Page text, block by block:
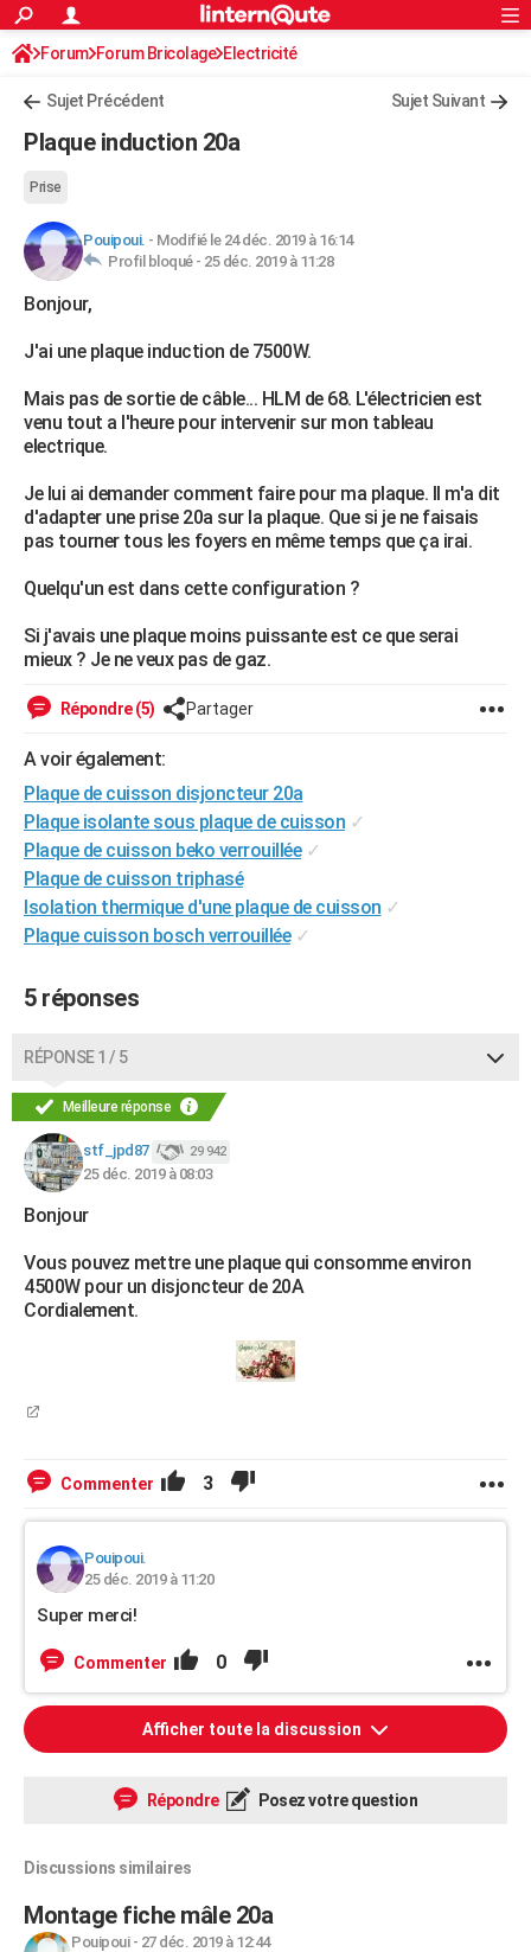
ACTUALITÉS
Politique
Société
Faits Divers
Education
Monde
Villes
+
AUTO
Essais
Réserver un essai
Citadines
Berlines
SUV
Forum auto
+HIGH-TECH
Mobiles
Meilleur smartphone
Internet
Ordinateurs
Jeux vidéo
Guide high-tech
+BRICOLAGE
Forum
Aménagement intérieur
Extérieur
Cuisine
Salle de bains
Jardinage
Rangement
WEEK-END
Guides de France
Escapades
Patrimoine
Expositions
Musées
Week-end nature
+LIFESTYLE
Art de vivre
Bien-être
Loisirs
Mode
Modes de vie
Alimentation
Guide de la santé
Maladies
Médicaments
Sommeil
VOYAGE
Destinations
City break
Voyage nature
Voyage de noces
Forum
Climat
+
BONS PLANS
CARTE DE VOEUX
DICTIONNAIRE
Dictionnaire
Biographies
Citations
Expressions
Proverbes
PROGRAMME TV
COPAINS D'AVANT
S'inscrire
Se connecter
Lycées
Collèges
Primaires
Universités
Entreprises
Service militaire
Avis de recherche
AVIS DE DÉCÈS
FORUM
Bricolage
Lifestyle
Culture
Sport
Auto
Television
Voyage
Cinema
S'inscrire
Connexion
Forum Forum Bricolage Electricité
Sujet Précédent Sujet Suivant
Plaque induction 20a
Prise
Pouipoui. - Modifié le 24 déc. 2019 à 16:14
Profil bloqué - 25 déc. 2019 à 11:28
Bonjour,
J'ai une plaque induction de 7500W.
Mais pas de sortie de câble... HLM de 68. L'électricien est
venu tout a l'heure pour intervenir sur mon tableau
electrique.
Je lui ai demander comment faire pour ma plaque. Il m'a dit
d'adapter une prise 20a sur la plaque. Que si je ne faisais
pas tourner tous les foyers en même temps que ça irai.
Quelqu'un est dans cette configuration ?
Si j'avais une plaque moins puissante est ce que serai
mieux ? Je ne veux pas de gaz.
Répondre (5) Partager
A voir également:
Plaque de cuisson disjoncteur 20a
Plaque isolante sous plaque de cuisson ✓
Plaque de cuisson beko verrouillée ✓
Plaque de cuisson triphasé
Isolation thermique d'une plaque de cuisson ✓
Plaque cuisson bosch verrouillée ✓
5 réponses
RÉPONSE 1 / 5
Meilleure réponse
stf_jpd87 29 942
25 déc. 2019 à 08:03
Bonjour
Vous pouvez mettre une plaque qui consomme environ
4500W pour un disjoncteur de 20A
Cordialement.
Commenter 3
Pouipoui.
25 déc. 2019 à 11:20
Super merci!
Commenter 0
Afficher toute la discussion
Répondre Posez votre question
Discussions similaires
Montage fiche mâle 20a
Pouipoui- 27 déc. 2019 à 12:44